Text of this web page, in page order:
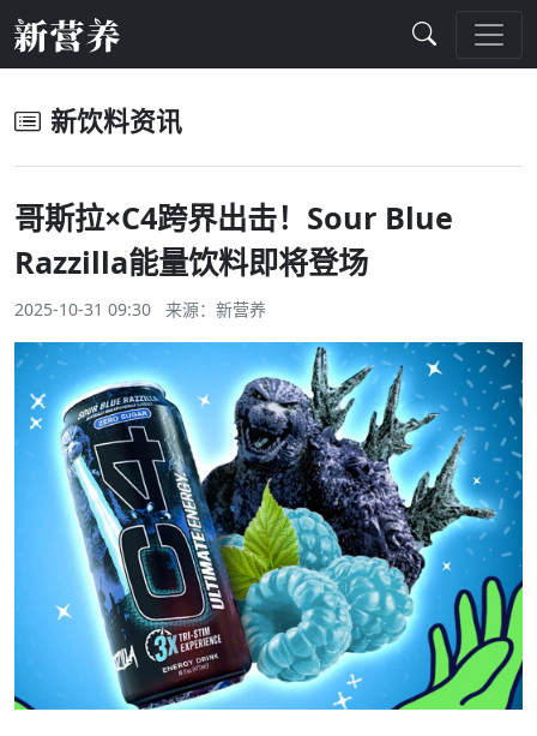
新饮料资讯
哥斯拉×C4跨界出击！Sour Blue
Razzilla能量饮料即将登场
2025-10-31 09:30 来源： 新营养